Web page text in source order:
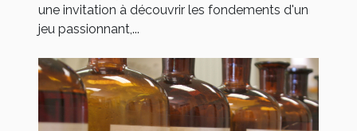
une invitation à découvrir les fondements d'un
jeu passionnant,...